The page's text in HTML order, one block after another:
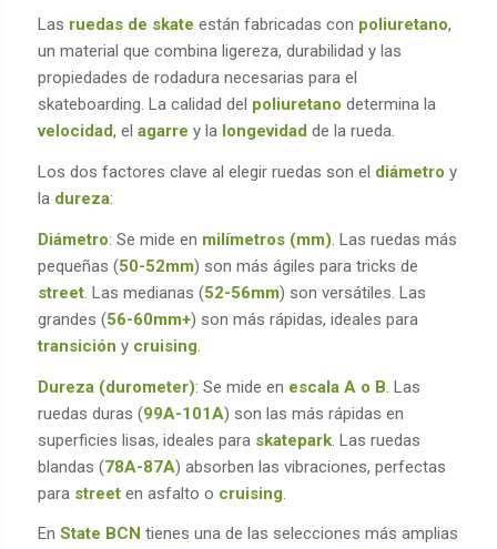
Las ruedas de skate están fabricadas con poliuretano,
un material que combina ligereza, durabilidad y las
propiedades de rodadura necesarias para el
skateboarding. La calidad del poliuretano determina la
velocidad, el agarre y la longevidad de la rueda.
Los dos factores clave al elegir ruedas son el diámetro y
la dureza:
Diámetro: Se mide en milímetros (mm). Las ruedas más
pequeñas (50-52mm) son más ágiles para tricks de
street. Las medianas (52-56mm) son versátiles. Las
grandes (56-60mm+) son más rápidas, ideales para
transición y cruising.
Dureza (durometer): Se mide en escala A o B . Las
ruedas duras (99A-101A) son las más rápidas en
superficies lisas, ideales para skatepark. Las ruedas
blandas (78A-87A) absorben las vibraciones, perfectas
para streeten asfalto o cruising
En State BCN tienes una de las selecciones más amplias